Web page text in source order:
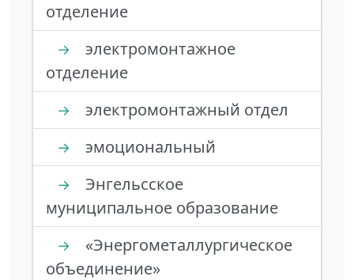
отделение
→
электромонтажное
отделение
→ электромонтажный отдел
→ эмоциональный
→
Энгельсское
муниципальное образование
→
«Энергометаллургическое
объединение»